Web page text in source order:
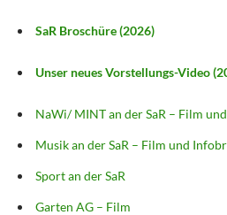
SaR Broschüre (2026)
Unser neues Vorstellungs-Video
NaWi/ MINT an der SaR – Film
Musik an der SaR – Film und
Sport an der SaR
Garten AG – Film